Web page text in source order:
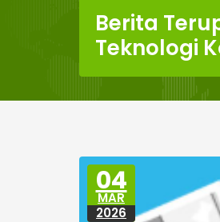
Berita
Teknologi
04
MAR
2026